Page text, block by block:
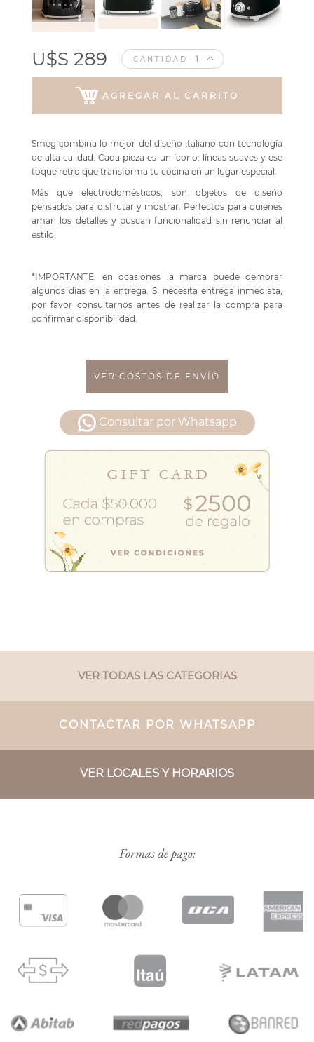
U$S 289 CANTIDAD
AGREGAR AL CARRITO
Smeg combina lo mejor del diseño italiano con tecnología
de alta calidad. Cada pieza es un ícono: líneas suaves y ese
toque retro que transforma tu cocina en un lugar especial.
Más que electrodomésticos, son objetos de diseño
pensados para disfrutar y mostrar. Perfectos para quienes
aman los detalles y buscan funcionalidad sin renunciar al
estilo.
*IMPORTANTE: en ocasiones la marca puede demorar
algunos días en la entrega. Si necesita entrega inmediata,
por favor consultarnos antes de realizar la compra para
confirmar disponibilidad.
VER COSTOS DE ENVÍO
Consultar por Whatsapp
VER TODAS LAS CATEGORIAS
CONTACTAR POR WHATSAPP
VER LOCALES Y HORARIOS
Formas de pago: